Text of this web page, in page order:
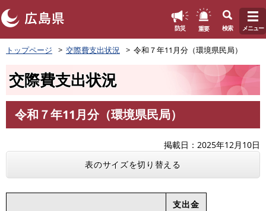
ペ
ー
頭
す
防災 重要 検索 メニュー
トップページ 交際費支出状況 令和７年11月分（環境県民局）
交際費支出状況
文
令和７年11月分（環境県民局）
掲載日
2025年12月10日
表のサイズを切り替える
支出金